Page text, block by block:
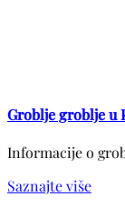
Groblje groblje u
Informacije o
Saznajte više